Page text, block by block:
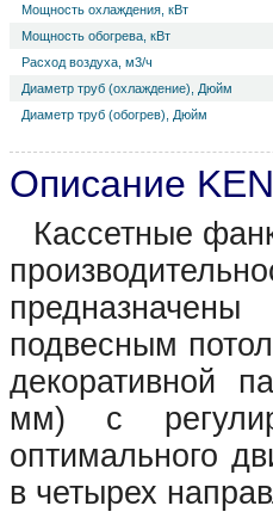
Мощность охлаждения, кВт
Мощность обогрева, кВт
Расход воздуха, м3/ч
Диаметр труб (охлаждение), Дюйм
Диаметр труб (обогрев), Дюйм
Описание
Кассетные
подвесным
декоративной
мм) с
оптимального
в четырех